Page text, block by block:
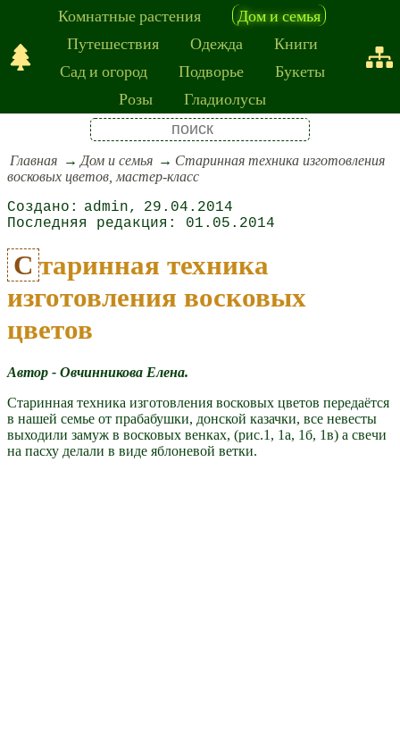
Комнатные растения
Дом и семья
Путешествия
Одежда
Книги
Сад и огород
Подворье
Букеты
Розы
Гладиолусы
Главная Дом и семья
Старинная техника изготовления
восковых цветов, мастер-класс
admin
29.04.2014
01.05.2014
Старинная техника
изготовления восковых
цветов
Автор - Овчинникова Елена.
Старинная техника изготовления восковых цветов передаётся
в нашей семье от прабабушки, донской казачки, все невесты
выходили замуж в восковых венках, (рис.1, 1а, 1б, 1в) а свечи
на пасху делали в виде яблоневой ветки.